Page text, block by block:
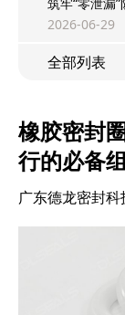
2026-06-29
全部列表
橡胶密封
行的必备
广东德龙密封科